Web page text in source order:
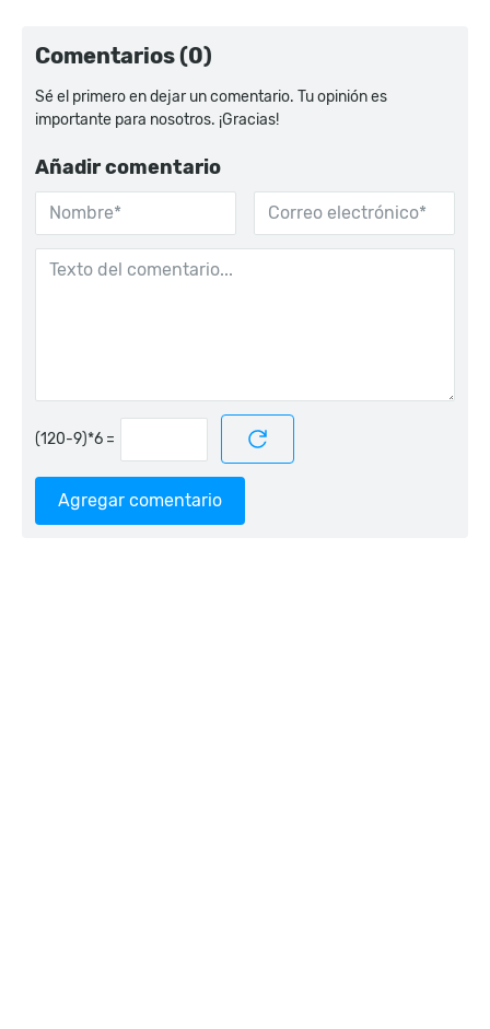
Comentarios (0)
Sé el primero en dejar un comentario. Tu opinión es
importante para nosotros. ¡Gracias!
Añadir comentario
=
Agregar comentario